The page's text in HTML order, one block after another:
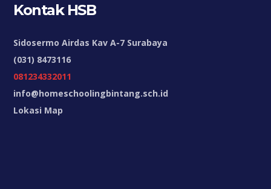
Kontak HSB
Sidosermo Airdas Kav A-7 Surabaya
(031) 8473116
081234332011
info@homeschoolingbintang.sch.id
Lokasi Map